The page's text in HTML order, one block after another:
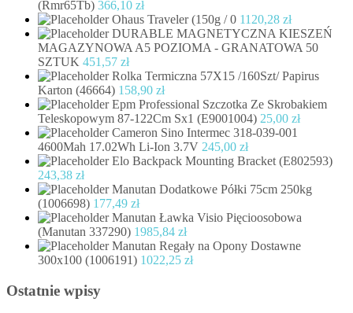
(Rmr65Tb) 366,10 zł
Ohaus Traveler (150g / 0 1120,28 zł
DURABLE MAGNETYCZNA KIESZEŃ
MAGAZYNOWA A5 POZIOMA - GRANATOWA 50
SZTUK 451,57 zł
Rolka Termiczna 57X15 /160Szt/ Papirus
Karton (46664) 158,90 zł
Epm Professional Szczotka Ze Skrobakiem
Teleskopowym 87-122Cm Sx1 (E9001004) 25,00 zł
Cameron Sino Intermec 318-039-001
4600Mah 17.02Wh Li-Ion 3.7V 245,00 zł
Elo Backpack Mounting Bracket (E802593)
243,38 zł
Manutan Dodatkowe Półki 75cm 250kg
(1006698) 177,49 zł
Manutan Ławka Visio Pięcioosobowa
(Manutan 337290) 1985,84 zł
Manutan Regały na Opony Dostawne
300x100 (1006191) 1022,25 zł
Ostatnie wpisy